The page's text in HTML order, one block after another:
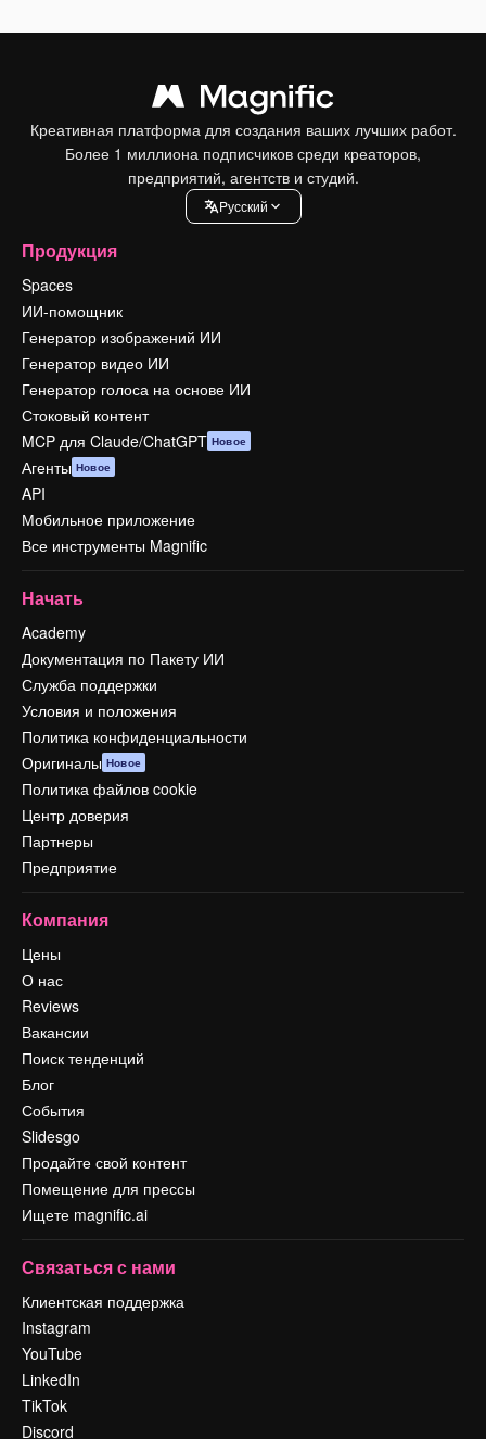
Креативная платформа для создания ваших лучших работ.
Более 1 миллиона подписчиков среди креаторов,
предприятий, агентств и студий.
Pусский
Продукция
Spaces
ИИ-помощник
Генератор изображений ИИ
Генератор видео ИИ
Генератор голоса на основе ИИ
Стоковый контент
MCP для Claude/ChatGPT Новое
Агенты Новое
API
Мобильное приложение
Все инструменты Magnific
Начать
Academy
Документация по Пакету ИИ
Служба поддержки
Условия и положения
Политика конфиденциальности
Оригиналы Новое
Политика файлов cookie
Центр доверия
Партнеры
Предприятие
Компания
Цены
О нас
Reviews
Вакансии
Поиск тенденций
Блог
События
Slidesgo
Продайте свой контент
Помещение для прессы
Ищете magnific.ai
Связаться с нами
Клиентская поддержка
Instagram
YouTube
LinkedIn
TikTok
Discord